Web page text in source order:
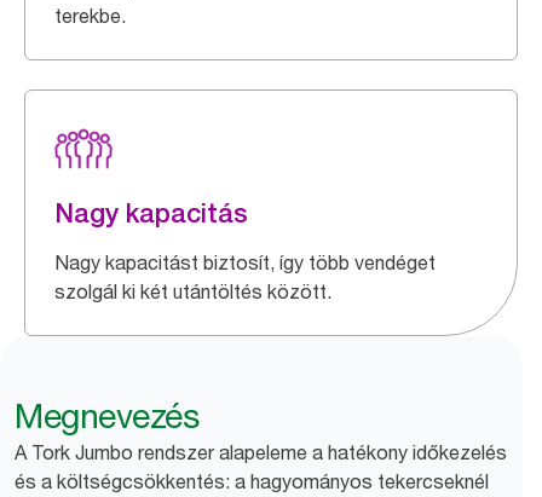
terekbe.
Nagy kapacitás
Nagy kapacitást biztosít, így több vendéget
szolgál ki két utántöltés között.
Megnevezés
A Tork Jumbo rendszer alapeleme a hatékony időkezelés
és a költségcsökkentés: a hagyományos tekercseknél